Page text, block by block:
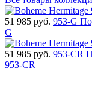
51 985 руб. 953-G
G
51 985 руб. 953-CR
953-CR